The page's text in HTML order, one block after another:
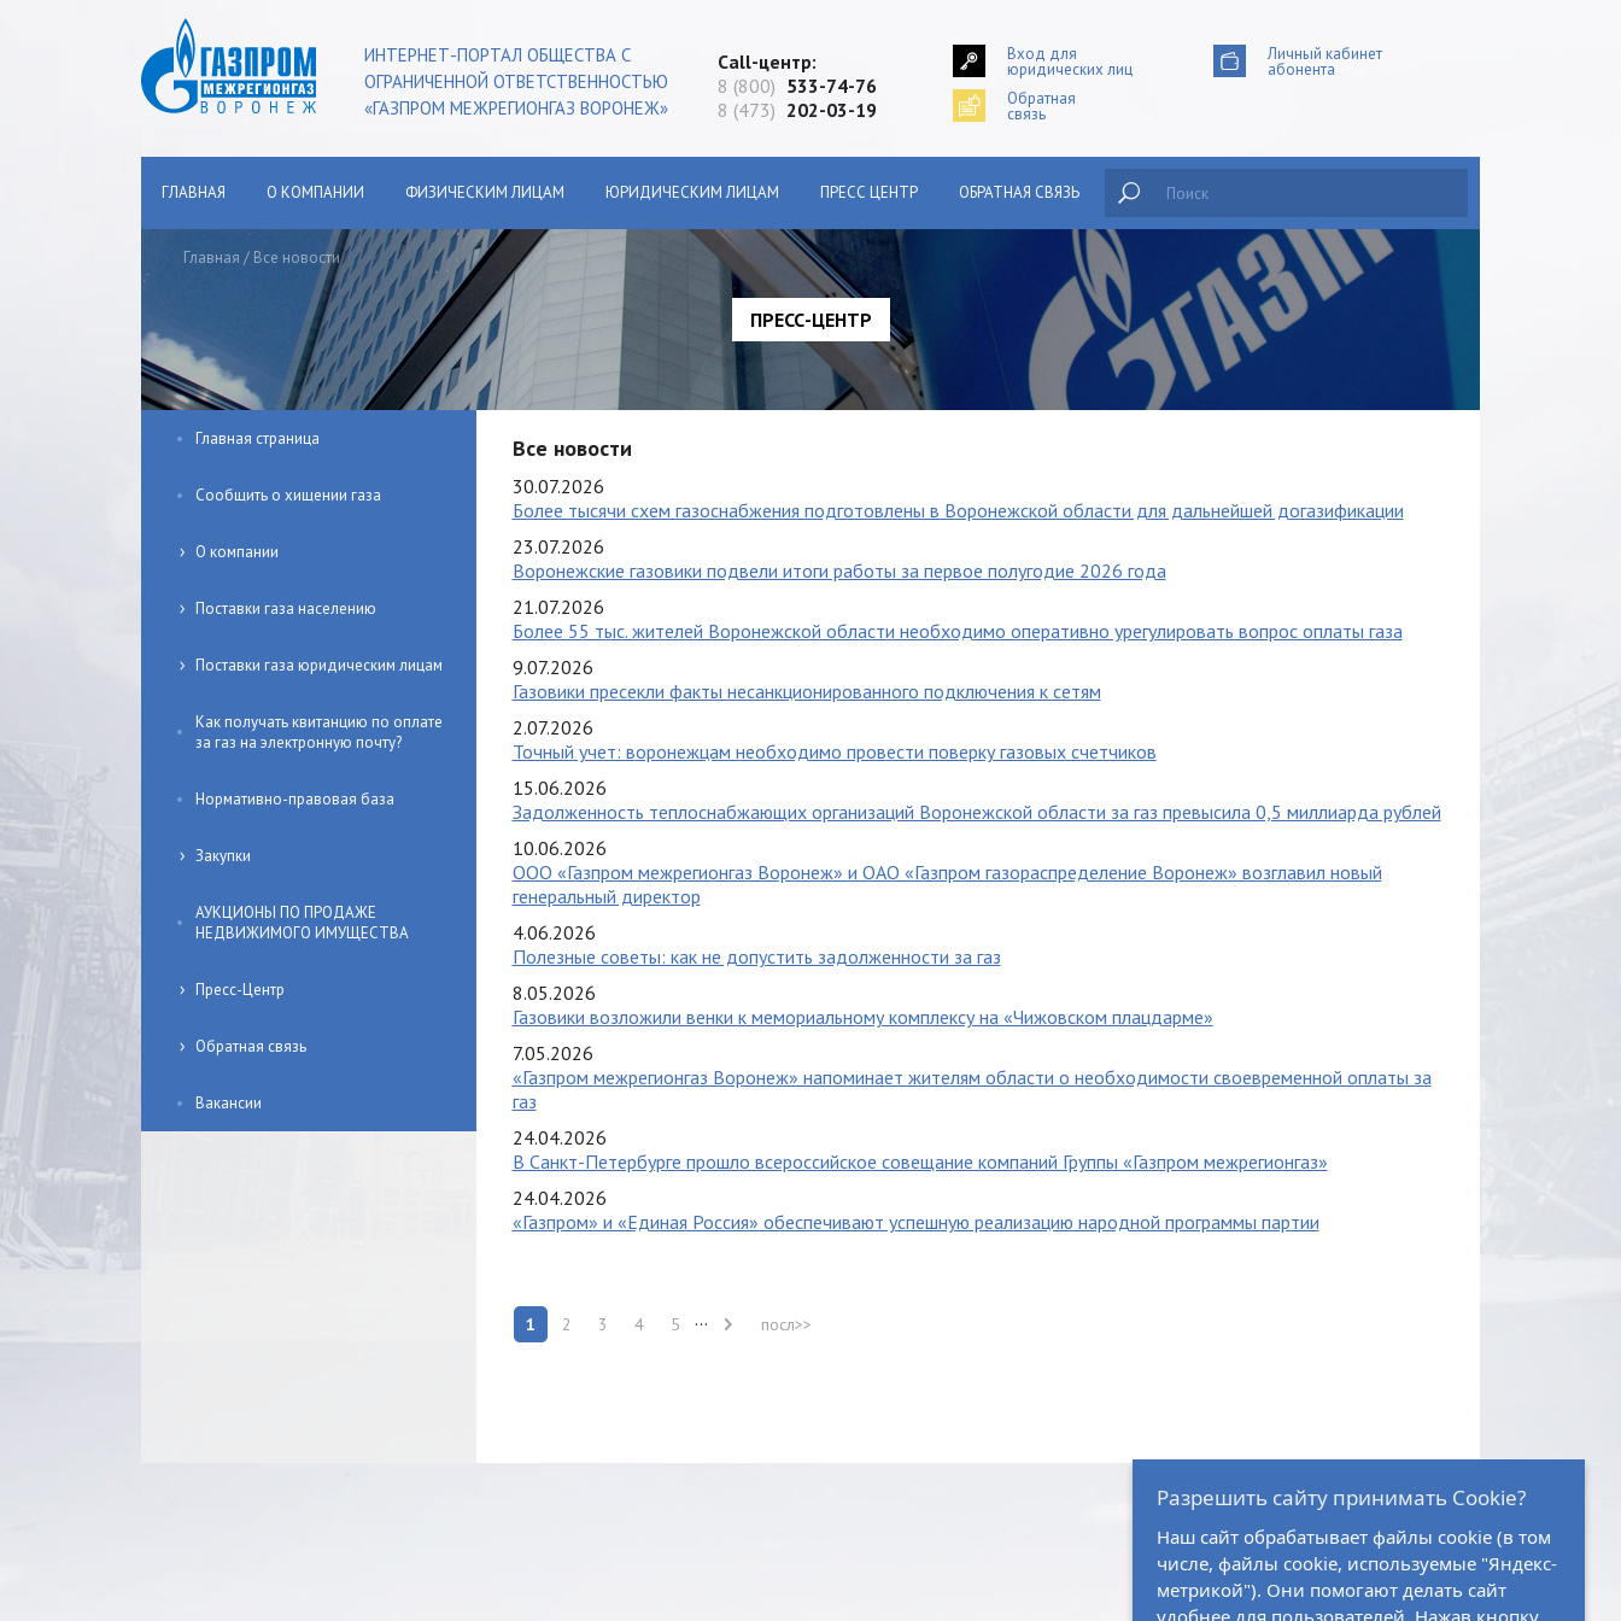
ИНТЕРНЕТ-ПОРТАЛ ОБЩЕСТВА С
ОГРАНИЧЕННОЙ ОТВЕТСТВЕННОСТЬЮ
«ГАЗПРОМ МЕЖРЕГИОНГАЗ ВОРОНЕЖ»
Сall-центр:
8 (800) 533-74-76
8 (473) 202-03-19
Вход для
юридических лиц
Личный кабинет
абонента
Обратная
связь
ГЛАВНАЯ О КОМПАНИИ ФИЗИЧЕСКИМ ЛИЦАМ ЮРИДИЧЕСКИМ ЛИЦАМ ПРЕСС ЦЕНТР ОБРАТНАЯ СВЯЗЬ Поиск
Главная / Все новости
ПРЕСС-ЦЕНТР
Главная страница
Сообщить о хищении газа
О компании
Поставки газа населению
Поставки газа юридическим лицам
Как получать квитанцию по оплате
за газ на электронную почту?
Нормативно-правовая база
Закупки
АУКЦИОНЫ ПО ПРОДАЖЕ
НЕДВИЖИМОГО ИМУЩЕСТВА
Пресс-Центр
Обратная связь
Вакансии
Все новости
30.07.2026
Более тысячи схем газоснабжения подготовлены в Воронежской области для дальнейшей догазификации
23.07.2026
Воронежские газовики подвели итоги работы за первое полугодие 2026 года
21.07.2026
Более 55 тыс. жителей Воронежской области необходимо оперативно урегулировать вопрос оплаты газа
9.07.2026
Газовики пресекли факты несанкционированного подключения к сетям
2.07.2026
Точный учет: воронежцам необходимо провести поверку газовых счетчиков
15.06.2026
Задолженность теплоснабжающих организаций Воронежской области за газ превысила 0,5 миллиарда рублей
10.06.2026
ООО «Газпром межрегионгаз Воронеж» и ОАО «Газпром газораспределение Воронеж» возглавил новый
генеральный директор
4.06.2026
Полезные советы: как не допустить задолженности за газ
8.05.2026
Газовики возложили венки к мемориальному комплексу на «Чижовском плацдарме»
7.05.2026
«Газпром межрегионгаз Воронеж» напоминает жителям области о необходимости своевременной оплаты за
газ
24.04.2026
В Санкт-Петербурге прошло всероссийское совещание компаний Группы «Газпром межрегионгаз»
24.04.2026
«Газпром» и «Единая Россия» обеспечивают успешную реализацию народной программы партии
1 2 3 4 5 ... посл>>
Разрешить сайту принимать Cookie?
Наш сайт обрабатывает файлы cookie (в том
числе, файлы cookie, используемые "Яндекс-
метрикой"). Они помогают делать сайт
удобнее для пользователей. Нажав кнопку